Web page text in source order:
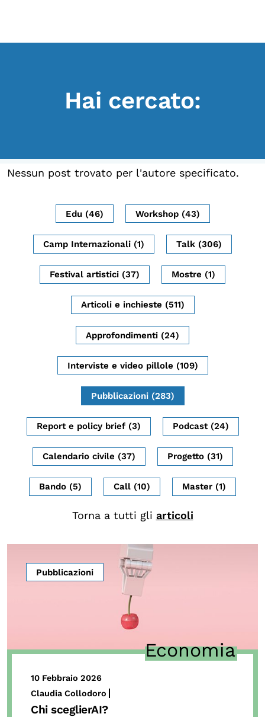
LA FONDAZIONE
Archivio
Archivi del presente
Biblioteca
Mostre digitali
Osservatori di ricerca
Progetti Nazionali
Progetti Internazionali
Pubblicazioni
Storie di Resistenza, ottant’anni dopo
Calendario civile
Elezioni dal mondo
Attività per bambine e bambini
Programmi per le scuole
Classici del Pensiero Politico
Master e Executive Program
Hai cercato:
Nessun post trovato per l'autore specificato.
Edu (46) Workshop (43)
Camp Internazionali (1) Talk (306)
Festival artistici (37) Mostre (1)
Articoli e inchieste (511)
Approfondimenti (24)
Interviste e video pillole (109)
Pubblicazioni (283)
Report e policy brief (3) Podcast (24)
Calendario civile (37) Progetto (31)
Bando (5) Call (10) Master (1)
Torna a tutti gli articoli
Pubblicazioni
Economia
10 Febbraio 2026
Claudia Collodoro
Chi sceglierAI?